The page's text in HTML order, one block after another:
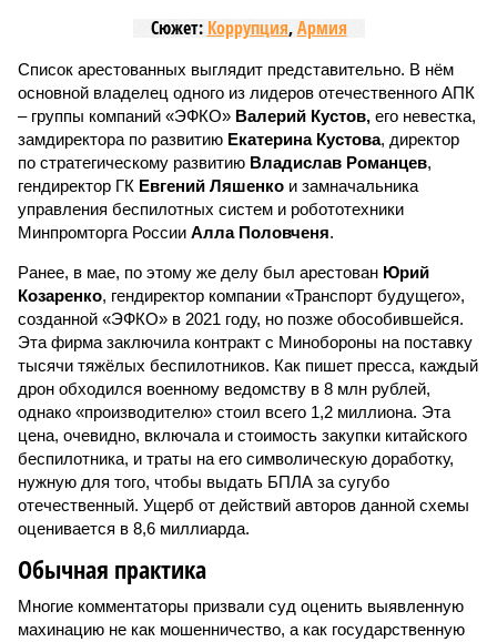
Сюжет: Коррупция,Армия
Список арестованных выглядит представительно. В нём
основной владелец одного из лидеров отечественного АПК
– группы компаний «ЭФКО» Валерий Кустов, его невестка,
замдиректора по развитию Екатерина Кустова, директор
по стратегическому развитию Владислав Романцев,
гендиректор ГК Евгений Ляшенко и замначальника
управления беспилотных систем и робототехники
Минпромторга России Алла Половченя.
Ранее, в мае, по этому же делу был арестован Юрий
Козаренко, гендиректор компании «Транспорт будущего»,
созданной «ЭФКО» в 2021 году, но позже обособившейся.
Эта фирма заключила контракт с Минобороны на поставку
тысячи тяжёлых беспилотников. Как пишет пресса, каждый
дрон обходился военному ведомству в 8 млн рублей,
однако «производителю» стоил всего 1,2 миллиона. Эта
цена, очевидно, включала и стоимость закупки китайского
беспилотника, и траты на его символическую доработку,
нужную для того, чтобы выдать БПЛА за сугубо
отечественный. Ущерб от действий авторов данной схемы
оценивается в 8,6 миллиарда.
Обычная практика
Многие комментаторы призвали суд оценить выявленную
махинацию не как мошенничество, а как государственную